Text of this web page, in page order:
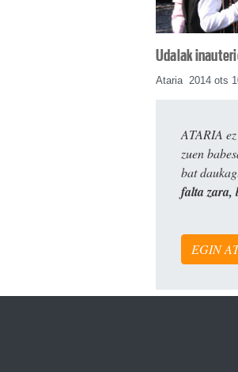
Udalak
Ataria 2014 ots
ATARIA
zuen
bat
falta zara,
EGIN